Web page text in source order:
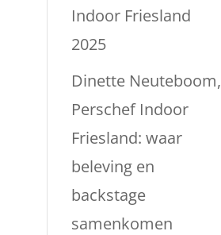
Indoor Friesland
2025
Dinette Neuteboom,
Perschef Indoor
Friesland: waar
beleving en
backstage
samenkomen